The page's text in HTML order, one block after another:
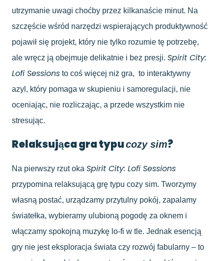
utrzymanie uwagi choćby przez kilkanaście minut. Na
szczęście wśród narzędzi wspierających produktywność
pojawił się projekt, który nie tylko rozumie tę potrzebę,
ale wręcz ją obejmuje delikatnie i bez presji. Spirit City:
Lofi Sessions to coś więcej niż gra, to interaktywny
azyl, który pomaga w skupieniu i samoregulacji, nie
oceniając, nie rozliczając, a przede wszystkim nie
stresując.
Relaksująca gra typucozy sim?
Na pierwszy rzut oka Spirit City: Lofi Sessions
przypomina relaksującą grę typu cozy sim. Tworzymy
własną postać, urządzamy przytulny pokój, zapalamy
światełka, wybieramy ulubioną pogodę za oknem i
włączamy spokojną muzykę lo-fi w tle. Jednak esencją
gry nie jest eksploracja świata czy rozwój fabularny – to